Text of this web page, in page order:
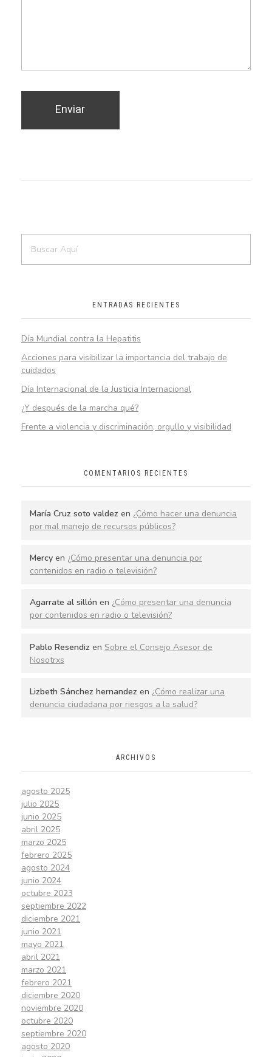
ENTRADAS RECIENTES
Día Mundial contra la Hepatitis
Acciones para visibilizar la importancia del trabajo de
cuidados
Día Internacional de la Justicia Internacional
¿Y después de la marcha qué?
Frente a violencia y discriminación, orgullo y visibilidad
COMENTARIOS RECIENTES
María Cruz soto valdez en ¿Cómo hacer una denuncia
por mal manejo de recursos públicos?
Mercy en ¿Cómo presentar una denuncia por
contenidos en radio o televisión?
Agarrate al sillón en ¿Cómo presentar una denuncia
por contenidos en radio o televisión?
Pablo Resendiz en Sobre el Consejo Asesor de
Nosotrxs
Lizbeth Sánchez hernandez en ¿Cómo realizar una
denuncia ciudadana por riesgos a la salud?
ARCHIVOS
agosto 2025
julio 2025
junio 2025
abril 2025
marzo 2025
febrero 2025
agosto 2024
junio 2024
octubre 2023
septiembre 2022
diciembre 2021
junio 2021
mayo 2021
abril 2021
marzo 2021
febrero 2021
diciembre 2020
noviembre 2020
octubre 2020
septiembre 2020
agosto 2020